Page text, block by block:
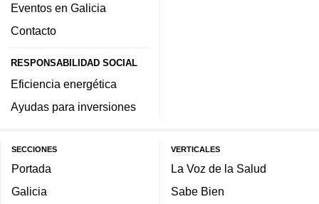
Eventos en Galicia
Contacto
RESPONSABILIDAD SOCIAL
Eficiencia energética
Ayudas para inversiones
SECCIONES
Portada
Galicia
VERTICALES
La Voz de la Salud
Sabe Bien